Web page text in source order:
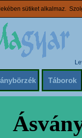
sütiket alkalmaz.
Táborok